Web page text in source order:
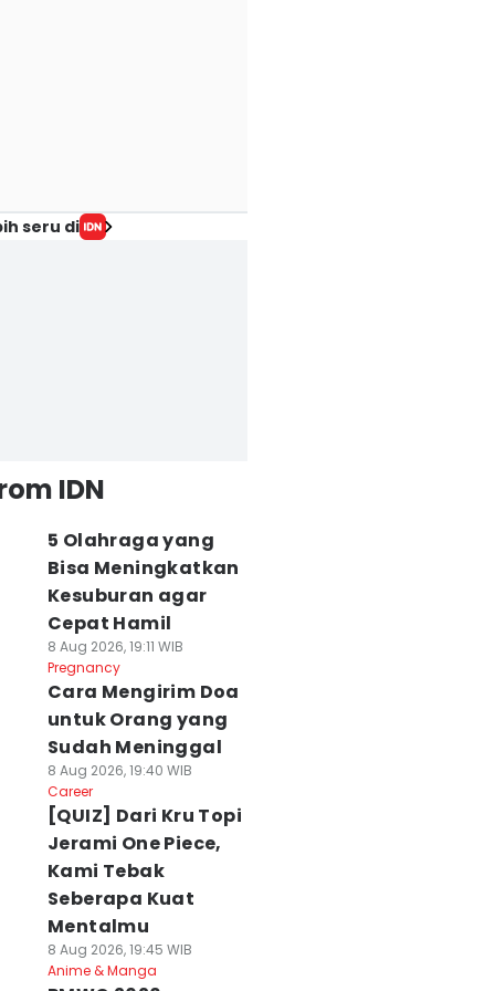
seru di
IDN
5 Olahraga yang
Bisa Meningkatkan
Kesuburan agar
Cepat Hamil
8 Aug 2026, 19:11 WIB
Pregnancy
Cara Mengirim Doa
untuk Orang yang
Sudah Meninggal
8 Aug 2026, 19:40 WIB
Career
[QUIZ] Dari Kru Topi
Jerami One Piece,
Kami Tebak
Seberapa Kuat
Mentalmu
8 Aug 2026, 19:45 WIB
Anime & Manga